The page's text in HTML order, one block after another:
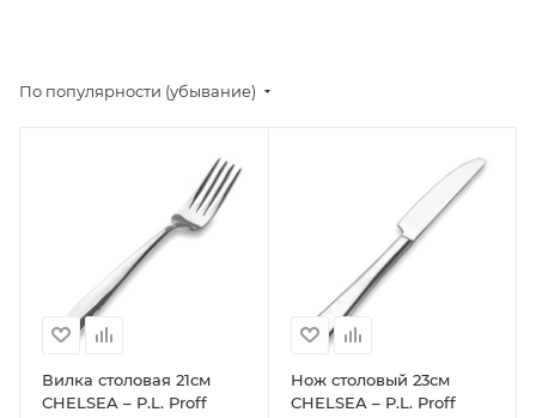
По популярности (убывание)
Вилка столовая 21см
CHELSEA – P.L. Proff
Нож столовый 23см
CHELSEA – P.L. Proff